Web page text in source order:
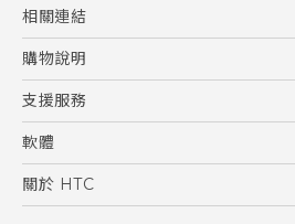
User
5G
智慧型手機
配件
相關連結
HTC Research
購物說明
購物須知
訂單管理
付款方式
支援服務
到府收送維修服務
服務中心資訊
客戶服務佈告欄
軟體
應用程式
關於 HTC